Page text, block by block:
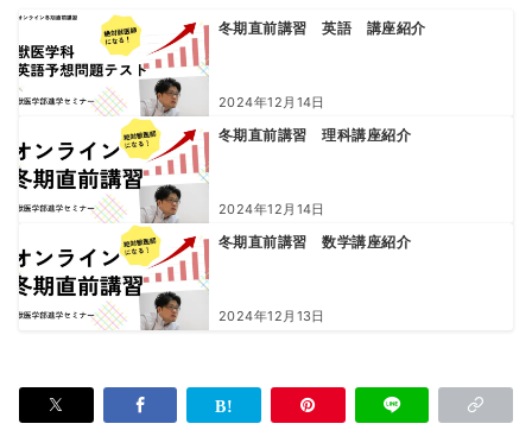
冬期直前講習 英語 講座紹介
2024年12月14日
冬期直前講習 理科講座紹介
2024年12月14日
冬期直前講習 数学講座紹介
2024年12月13日